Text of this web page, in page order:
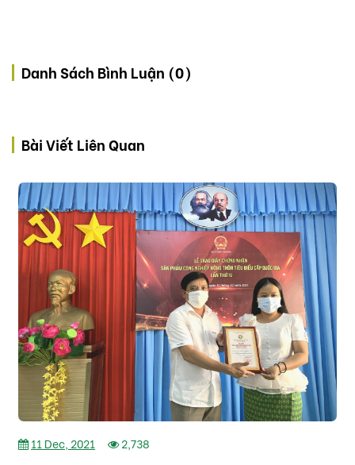
Danh Sách Bình Luận (0)
Bài Viết Liên Quan
11 Dec, 2021 2,738